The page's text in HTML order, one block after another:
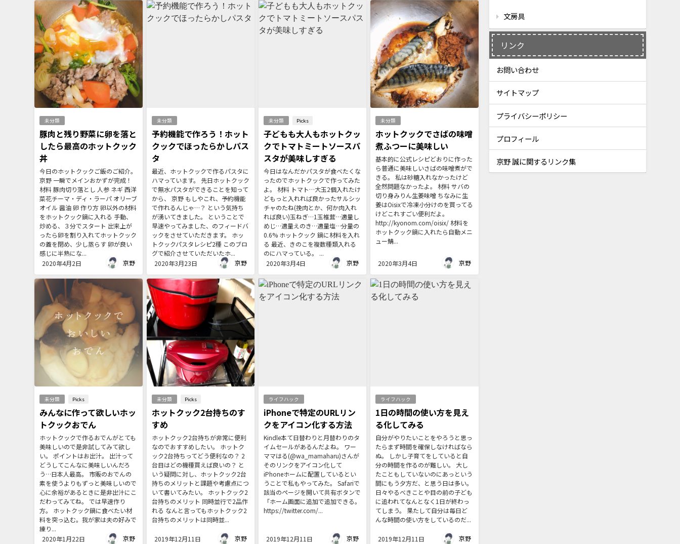
未分類
豚肉と残り野菜に卵を落と
したら最高のホットクック
丼
今日のホットクックご飯のご紹介。
京野 一瞬でメインおかずが完成！
材料 豚肉切り落とし 人参 ネギ 西洋
菜花チーマ・ディ・ラーパ オリーブ
オイル 醤油 卵 作り方 卵以外の材料
をホットクック鍋に入れる 手動、
炒める、３分でスタート 出来上が
ったら卵を割り入れてホットクック
の蓋を閉め、少し蒸らす 卵が良い
感じに半熟にな...
2020年4月2日
京野
未分類
予約機能で作ろう！ホット
クックでほったらかしパス
タ
最近、ホットクックで作るパスタに
ハマっています。 先日ホットクック
で無水パスタができることを知って
から、 京野 もしやこれ、予約機能
で作れるんじゃ…？ という気持ち
が湧いてきました。 ということで
早速やってみました、のフィードバ
ックをさせていただきます。 ホッ
トクックパスタレシピ2種 このブロ
グで紹介させていただいたホ...
2020年3月23日
京野
未分類 Picks
子どもも大人もホットクッ
クでトマトミートソースパ
スタが美味しすぎる
今日はなんだかパスタが食べたくな
ったのでホットクックで作ってみた
よ。 材料 トマト…大玉2個入れたけ
どもっと入れれば良かったサルシッ
チャのたね(挽肉とか、何か肉入れ
れば良い)玉ねぎ…1玉椎茸…適量し
めじ…適量えのき…適量塩…分量の
0.6% ホットクック 鍋に材料を入れ
る 最近、きのこを複数種類入れる
のにハマっている。 ...
2020年3月4日
京野
未分類
ホットクックでさばの味噌
煮ふつーに美味しい
基本的に公式レシピどおりに作った
ら普通に美味しいさばの味噌煮がで
きる。 私は砂糖入れなかったけど
全然問題なかったよ。 材料 サバの
切り身みりん生姜味噌 ちなみに生
姜はOisixで冷凍小分けのを買ってる
けどこれすごい便利だよ。
http://kyonom.com/oisix/ 材料を
ホットクック鍋に入れたら自動メニ
ュー鯖...
2020年3月4日 京野
未分類 Picks
みんなに作って欲しいホッ
トクックおでん
ホットクックで作るおでんがとても
美味しいので是非試してみて欲し
い。 ポイントはお出汁。 出汁って
どうしてこんなに美味しいんだろ
う…日本人最高。 市販のおでんの
素を使うよりもずっと美味しいので
心に余裕があるときに是非出汁にこ
だわってみてね。 では早速作り
方。 ホットクック鍋に食べたい材
料を突っ込む。我が家は夫の好みで
練り...
2020年1月22日
京野
未分類 Picks
ホットクック2台持ちのす
すめ
ホットクック2台持ちが非常に便利
なのでおすすめしたい。 ホットク
ック2台持ちってどう便利なの？ 2
台目はどの機種買えば良いの？ と
いう疑問に対し、ホットクック2台
持ちのメリットと課題や考慮点につ
いて書いてみたい。 ホットクック2
台持ちのメリット 同時並行で2品作
れる なんと言ってもホットクック2
台持ちのメリットは同時並...
2019年12月11日 京野
ライフハック
iPhoneで特定のURLリン
クをアイコン化する方法
Kindle本て日替わりと月替わりのタ
イムセールがあるんだよね。 ワー
ママはる(@wa_mamaharu)さんが
そのリンクをアイコン化して
iPhoneホームに配置しているとい
うことで私もやってみた。 Safariで
該当のページを開いて共有ボタンで
「ホーム画面に追加で追加できる。
https://twitter.com/...
2019年12月11日 京野
ライフハック
1日の時間の使い方を見え
る化してみる
自分がやりたいことをやろうと思っ
たらまず時間を確保しなければなら
ぬ。 しかし子育てをしていると自
分の時間を作るのが難しい。 大し
たこともしていないのにあっという
間にもう夕方だ、と思う日は多い。
日々やるべきことや目の前の子ども
に追われてなんとなく1日が終わっ
てしまう。 果たして自分は毎日ど
んな時間の使い方をしているのだ...
2019年12月11日 京野
文房具
リンク
お問い合わせ
サイトマップ
プライバシーポリシー
プロフィール
京野 誠に関するリンク集